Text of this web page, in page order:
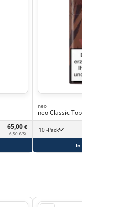
65,00 €
6,50 €/St.
neo
neo Classic Tobacco
10 -Pack
In den Warenkorb